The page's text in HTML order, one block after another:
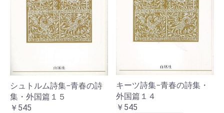
シュトルム詩集−青春の詩
集・外国篇１５
￥545
キーツ詩集−青春の詩集・
外国篇１４
￥545